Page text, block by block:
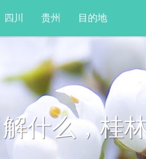
四川 贵州 目的地
什么，桂